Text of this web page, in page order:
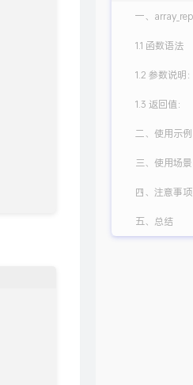
1.1 函数语法
1.2 参数说明：
1.3 返回值：
二、使用示例
三、使用场景
四、注意事项
五、总结